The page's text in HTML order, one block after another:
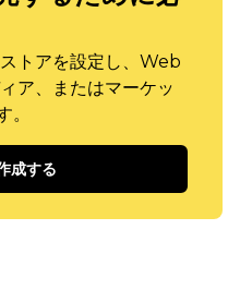
トアを設定し、Web
ア、またはマーケッ
。
成する